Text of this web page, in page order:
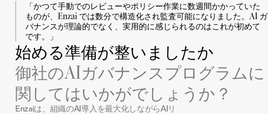
「かつて手動でのレビューやポリシー作業に数週間かかっていた
ものが、Enzai では数分で構造化され監査可能になりました。AI ガ
バナンスが理論的でなく、実用的に感じられるのはこれが初めて
です。」
始める準備が整いましたか
御社のAIガバナンスプログラムに
関してはいかがでしょうか？
Enzaiは、組織のAI導入を最大化しながらAIリ